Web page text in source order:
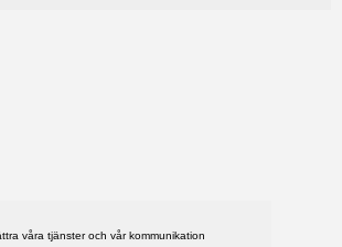
våra tjänster och vår kommunikation